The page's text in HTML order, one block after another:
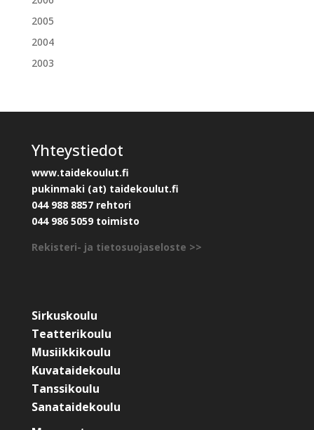
2005
2004
2003
Yhteystiedot
www.taidekoulut.fi
pukinmaki (at) taidekoulut.fi
044 988 8857 rehtori
044 986 5059 toimisto
Rekisteri- ja tietosuojaseloste >>
Sirkuskoulu
Teatterikoulu
Musiikkikoulu
Kuvataidekoulu
Tanssikoulu
Sanataidekoulu